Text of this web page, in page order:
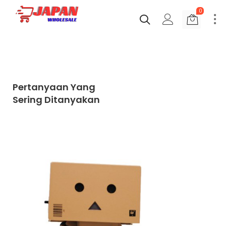
0
Pertanyaan Yang
Sering Ditanyakan